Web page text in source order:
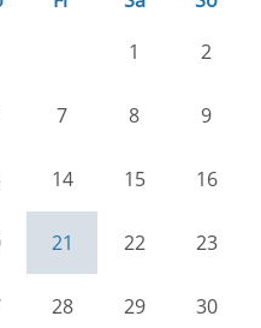
1
2
7 8 9
14 15 16
21 22 23
28 29 30